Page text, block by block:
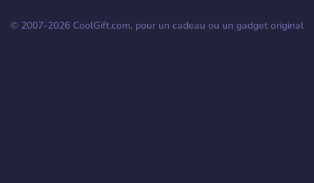
© 2007-2026 CoolGift.com, pour un cadeau ou un gadget original